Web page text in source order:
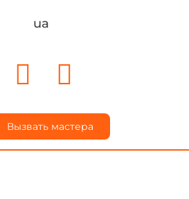
ua
Вызвать мастера